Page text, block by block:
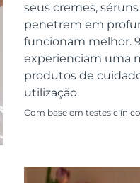
seus cremes,
penetrem em
funcionam melhor.
experienciam uma
produtos de
utilização.
Com base em testes